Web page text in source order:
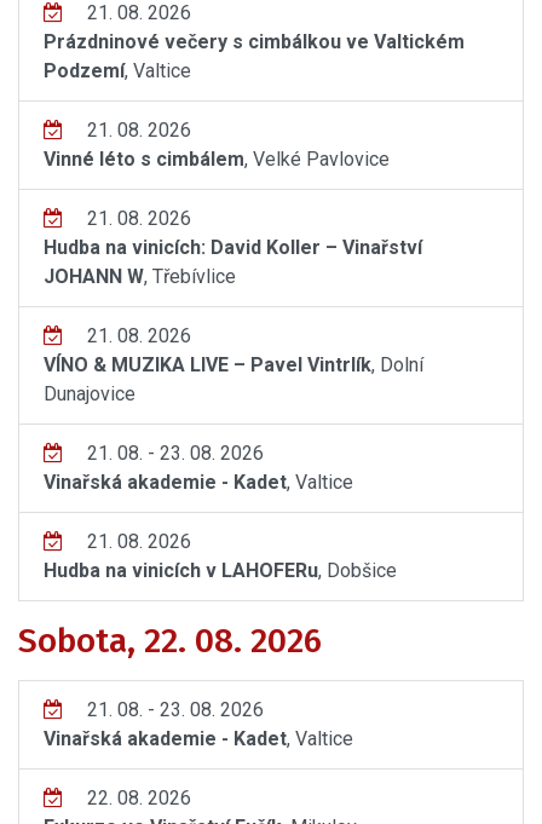
21. 08. 2026
Prázdninové večery s cimbálkou ve Valtickém
Podzemí, Valtice
21. 08. 2026
Vinné léto s cimbálem, Velké Pavlovice
21. 08. 2026
Hudba na vinicích: David Koller – Vinařství
JOHANN W, Třebívlice
21. 08. 2026
VÍNO & MUZIKA LIVE – Pavel Vintrlík, Dolní
Dunajovice
21. 08. - 23. 08. 2026
Vinařská akademie - Kadet, Valtice
21. 08. 2026
Hudba na vinicích v LAHOFERu, Dobšice
Sobota, 22. 08. 2026
21. 08. - 23. 08. 2026
Vinařská akademie - Kadet, Valtice
22. 08. 2026